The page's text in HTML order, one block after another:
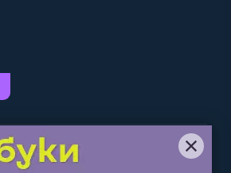
Следите за нами: